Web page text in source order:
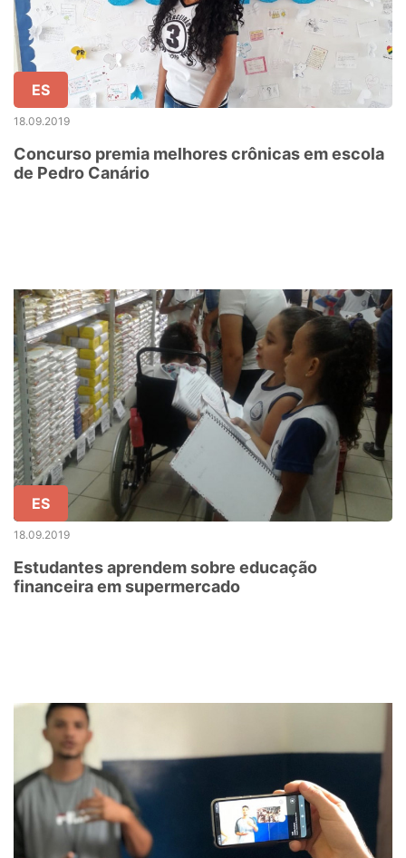
ES
18.09.2019
Concurso premia melhores crônicas em escola
de Pedro Canário
ES
18.09.2019
Estudantes aprendem sobre educação
financeira em supermercado